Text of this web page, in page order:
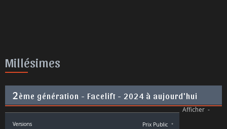
Millésimes
2ème génération - Facelift - 2024 à aujourd'hui
Afficher -
Versions Prix Public *